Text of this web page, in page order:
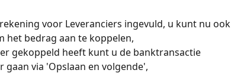
voor Leveranciers ingevuld, u kunt nu ook
het bedrag aan te koppelen,
gekoppeld heeft kunt u de banktransactie
via 'Opslaan en volgende',